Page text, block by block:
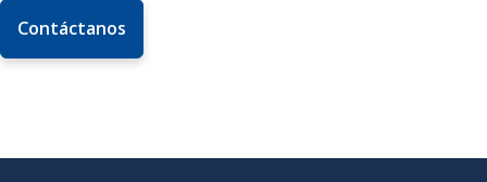
Contáctanos